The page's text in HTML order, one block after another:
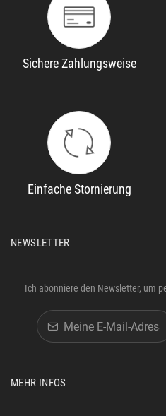
Sichere Zahlungsweise
Einfache Stornierung
NEWSLETTER
Ich abonniere den Newsletter, um
MEHR INFOS